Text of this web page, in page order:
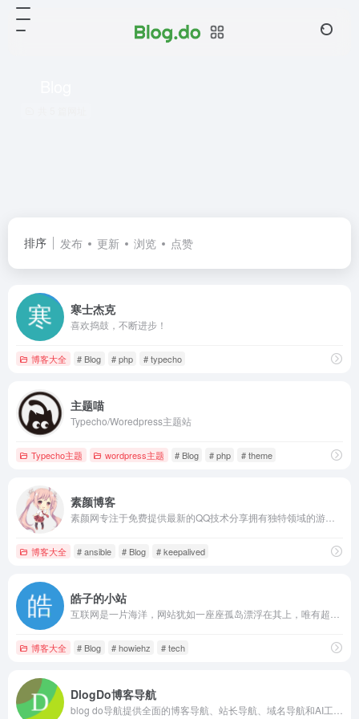
排序 发布 更新 浏览 点赞
寒士杰克
喜欢捣鼓，不断进步！
博客大全 # Blog # php # typecho
主题喵
Typecho/Woredpress主题站
Typecho主题 wordpress主题 # Blog # php # theme
素颜博客
博客大全 # ansible # Blog # keepalived
皓子的小站
博客大全 # Blog # howiehz # tech
DlogDo博客导航